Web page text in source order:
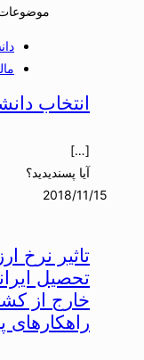
انتخاب
[…]
آیا پسندیدید؟
2018/11/15
تاثیر نرخ
تحصیل
خارج از
راهکارهای